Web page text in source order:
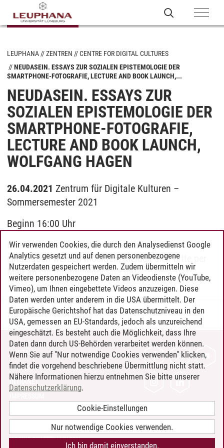
LEUPHANA ZENTREN
CENTRE FOR DIGITAL CULTURES
NEUDASEIN. ESSAYS ZUR SOZIALEN EPISTEMOLOGIE DER
SMARTPHONE-FOTOGRAFIE, LECTURE AND BOOK LAUNCH,...
NEUDASEIN. ESSAYS ZUR
SOZIALEN EPISTEMOLOGIE DER
SMARTPHONE-FOTOGRAFIE,
LECTURE AND BOOK LAUNCH,
WOLFGANG HAGEN
26.04.2021 Zentrum für Digitale Kulturen –
Sommersemester 2021
Beginn 16:00 Uhr
Interessierte, die zu den Videokonferenzen
eingeladen werden möchten, melden sich bitte per
Mail ancdcforum@leuphana.de.
Tobias Schulze/26.04.2021
KONTAKT
LEUPHANA ALS ARBEITGEBER
INTRANET
BARRIEREFREIHEIT
COOKIE-EINSTELLUNGEN
Wir verwenden Cookies, die durch den Analysedienst Google
Analytics gesetzt und auf denen personenbezogene
Nutzerdaten gespeichert werden. Zudem übermitteln wir
weitere personenbezogene Daten an Videodienste (YouTube,
Vimeo), um Ihnen eingebettete Videos anzuzeigen. Diese
Daten werden unter anderem in die USA übermittelt. Der
Europäische Gerichtshof hat das Datenschutzniveau in den
USA, gemessen an EU-Standards, jedoch als unzureichend
eingeschätzt. Es besteht auch die Möglichkeit, dass Ihre
Daten dann durch US-Behörden verarbeitet werden können.
Wenn Sie auf "Nur notwendige Cookies verwenden" klicken,
findet die vorgehend beschriebene Übermittlung nicht statt.
Nähere Informationen hierzu entnehmen Sie bitte unserer
Datenschutzerklärung.
Cookie-Einstellungen
Nur notwendige Cookies verwenden.
Ich bin damit einverstanden.